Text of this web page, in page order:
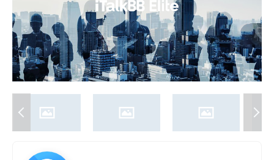
养老 非盈利组织